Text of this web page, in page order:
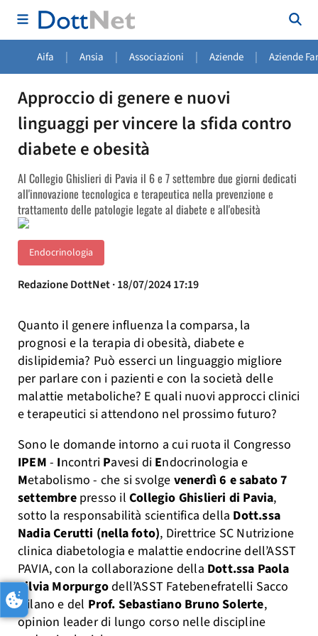
Aifa | Ansia | Associazioni | Aziende | Aziende
Approccio di genere e nuovi
linguaggi per vincere la sfida contro
diabete e obesità
Al Collegio Ghislieri di Pavia il 6 e 7 settembre due giorni dedicati
all'innovazione tecnologica e terapeutica nella prevenzione e
trattamento delle patologie legate al diabete e all'obesità
Endocrinologia
Redazione DottNet · 18/07/2024 17:19
Quanto il genere influenza la comparsa, la
prognosi e la terapia di obesità, diabete e
dislipidemia? Può esserci un linguaggio migliore
per parlare con i pazienti e con la società delle
malattie metaboliche? E quali nuovi approcci clinici
e terapeutici si attendono nel prossimo futuro?
Sono le domande intorno a cui ruota il Congresso
IPEM - Incontri Pavesi di Endocrinologia e
Metabolismo - che si svolge venerdì 6 e sabato 7
settembrepresso ilCollegio Ghislieri di Pavia,
sotto la responsabilità scientifica della Dott.ssa
Nadia Cerutti (nella foto), Direttrice SC Nutrizione
clinica diabetologia e malattie endocrine dell’ASST
PAVIA, con la collaborazione della Dott.ssa Paola
Silvia Morpurgodell’ASST Fatebenefratelli Sacco
Milano e del Prof. Sebastiano Bruno Solerte,
opinion leader di lungo corso nelle discipline